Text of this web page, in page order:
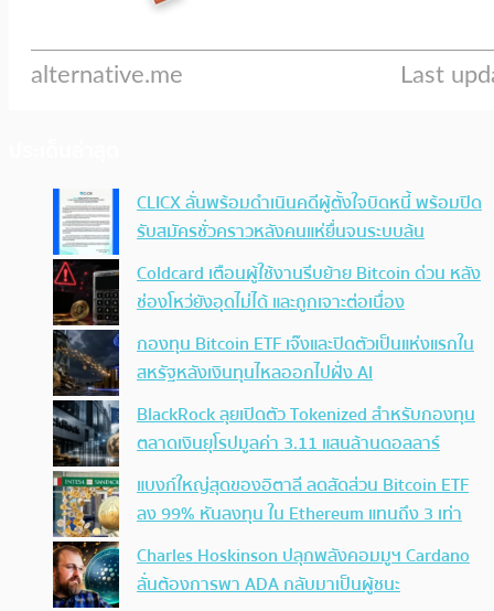
CLICX ลั่นพร้อมดำเนินคดีผู้ตั้งใจบิดหนี้ พร้อมปิด
รับสมัครชั่วคราวหลังคนแห่ยื่นจนระบบล้น
Coldcard เตือนผู้ใช้งานรีบย้าย Bitcoin ด่วน หลัง
ช่องโหว่ยังอุดไม่ได้ และถูกเจาะต่อเนื่อง
กองทุน Bitcoin ETF เจ๊งและปิดตัวเป็นแห่งแรกใน
สหรัฐหลังเงินทุนไหลออกไปฝั่ง AI
BlackRock ลุยเปิดตัว Tokenized สำหรับกองทุน
ตลาดเงินยุโรปมูลค่า 3.11 แสนล้านดอลลาร์
แบงก์ใหญ่สุดของอิตาลี ลดสัดส่วน Bitcoin ETF
ลง 99% หันลงทุน ใน Ethereum แทนถึง 3 เท่า
Charles Hoskinson ปลุกพลังคอมมูฯ Cardano
ลั่นต้องการพา ADA กลับมาเป็นผู้ชนะ